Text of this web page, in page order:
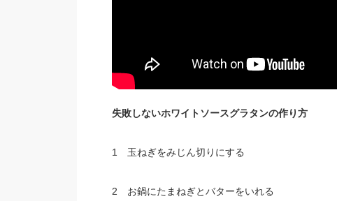
失敗しないホワイトソースグラタンの作り方
1 玉ねぎをみじん切りにする
2 お鍋にたまねぎとバターをいれる